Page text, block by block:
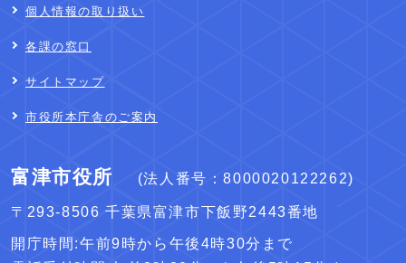
個人情報の取り扱い
各課の窓口
サイトマップ
市役所本庁舎のご案内
富津市役所 (法人番号：8000020122262)
〒293-8506 千葉県富津市下飯野2443番地
開庁時間:午前9時から午後4時30分まで